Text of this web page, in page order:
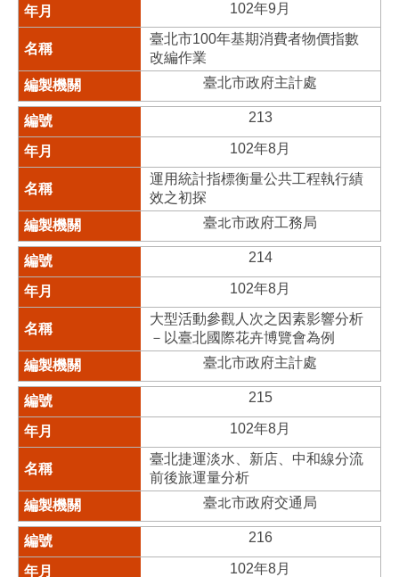
102年9月
臺北市100年基期消費者物價指數
改編作業
臺北市政府主計處
213
102年8月
運用統計指標衡量公共工程執行績
效之初探
臺北市政府工務局
214
102年8月
大型活動參觀人次之因素影響分析
－以臺北國際花卉博覽會為例
臺北市政府主計處
215
102年8月
臺北捷運淡水、新店、中和線分流
前後旅運量分析
臺北市政府交通局
216
102年8月